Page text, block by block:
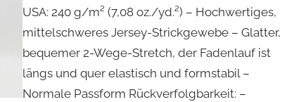
USA: 240 g/m² (7,08 oz./yd.²) – Hochwertiges,
mittelschweres Jersey-Strickgewebe – Glatter,
bequemer 2-Wege-Stretch, der Fadenlauf ist
längs und quer elastisch und formstabil –
Normale Passform Rückverfolgbarkeit: –